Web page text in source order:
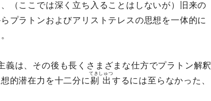
（ここでは深く立ち入ることはしないが）旧来の
プラトンおよびアリストテレスの思想を一体的に
義は、その後も長くさまざまな仕方でプラトン解釈
的潜在力を十二分に剔出
てきしゅつ
するには至らなかった、